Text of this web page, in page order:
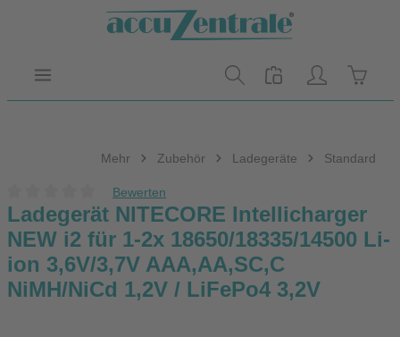
Zum Hauptinhalt springen
Mehr Zubehör Ladegeräte Standard
Durchschnittliche Bewertung von 0 von 5 Sternen
Bewerten
Ladegerät NITECORE Intellicharger
NEW i2 für 1-2x 18650/18335/14500 Li-
ion 3,6V/3,7V AAA,AA,SC,C
NiMH/NiCd 1,2V / LiFePo4 3,2V